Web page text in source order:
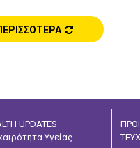
UPDATES
Υγείας